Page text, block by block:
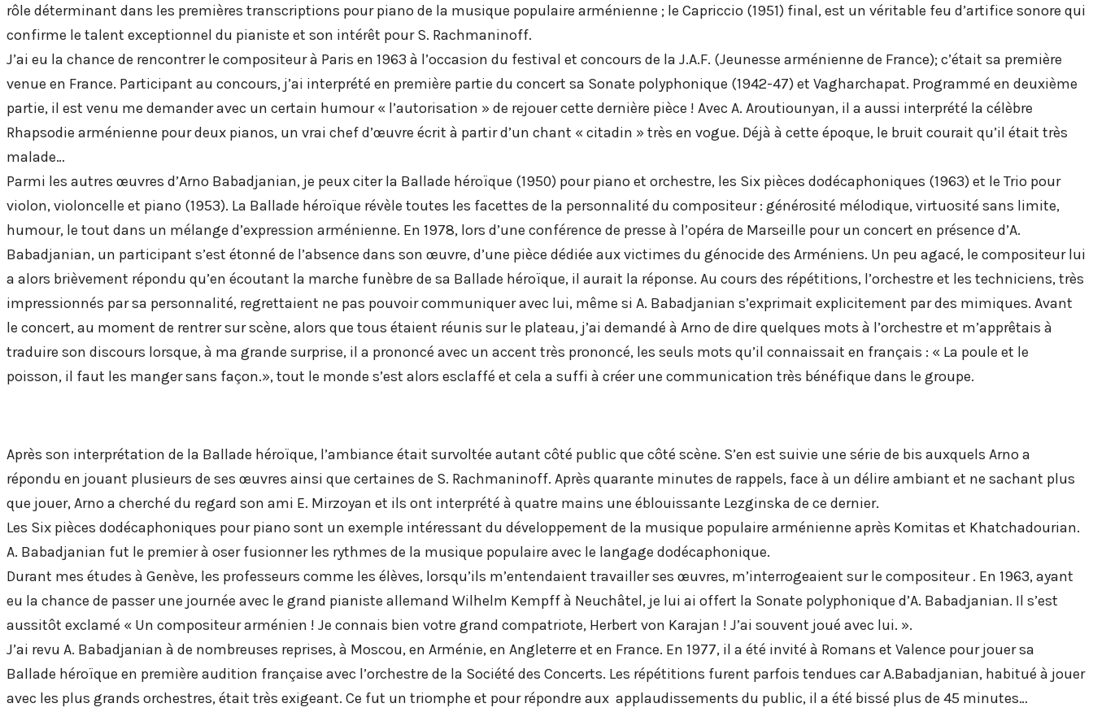
rôle déterminant dans les premières transcriptions pour piano de la musique populaire arménienne ; le Capriccio (1951) final, est un véritable feu d’artifice sonore qui
confirme le talent exceptionnel du pianiste et son intérêt pour S. Rachmaninoff.
J’ai eu la chance de rencontrer le compositeur à Paris en 1963 à l’occasion du festival et concours de la J.A.F. (Jeunesse arménienne de France); c’était sa première
venue en France. Participant au concours, j’ai interprété en première partie du concert sa Sonate polyphonique (1942-47) et Vagharchapat. Programmé en deuxième
partie, il est venu me demander avec un certain humour « l’autorisation » de rejouer cette dernière pièce ! Avec A. Aroutiounyan, il a aussi interprété la célèbre
Rhapsodie arménienne pour deux pianos, un vrai chef d’œuvre écrit à partir d’un chant « citadin » très en vogue. Déjà à cette époque, le bruit courait qu’il était très
malade…
Parmi les autres œuvres d’Arno Babadjanian, je peux citer la Ballade héroïque (1950) pour piano et orchestre, les Six pièces dodécaphoniques (1963) et le Trio pour
violon, violoncelle et piano (1953). La Ballade héroïque révèle toutes les facettes de la personnalité du compositeur : générosité mélodique, virtuosité sans limite,
humour, le tout dans un mélange d’expression arménienne. En 1978, lors d’une conférence de presse à l’opéra de Marseille pour un concert en présence d’A.
Babadjanian, un participant s’est étonné de l’absence dans son œuvre, d’une pièce dédiée aux victimes du génocide des Arméniens. Un peu agacé, le compositeur lui
a alors brièvement répondu qu’en écoutant la marche funèbre de sa Ballade héroïque, il aurait la réponse. Au cours des répétitions, l’orchestre et les techniciens, très
impressionnés par sa personnalité, regrettaient ne pas pouvoir communiquer avec lui, même si A. Babadjanian s’exprimait explicitement par des mimiques. Avant
le concert, au moment de rentrer sur scène, alors que tous étaient réunis sur le plateau, j’ai demandé à Arno de dire quelques mots à l’orchestre et m’apprêtais à
traduire son discours lorsque, à ma grande surprise, il a prononcé avec un accent très prononcé, les seuls mots qu’il connaissait en français : « La poule et le
poisson, il faut les manger sans façon.», tout le monde s’est alors esclaffé et cela a suffi à créer une communication très bénéfique dans le groupe.
Après son interprétation de la Ballade héroïque, l’ambiance était survoltée autant côté public que côté scène. S’en est suivie une série de bis auxquels Arno a
répondu en jouant plusieurs de ses œuvres ainsi que certaines de S. Rachmaninoff. Après quarante minutes de rappels, face à un délire ambiant et ne sachant plus
que jouer, Arno a cherché du regard son ami E. Mirzoyan et ils ont interprété à quatre mains une éblouissante Lezginska de ce dernier.
Les Six pièces dodécaphoniques pour piano sont un exemple intéressant du développement de la musique populaire arménienne après Komitas et Khatchadourian.
A. Babadjanian fut le premier à oser fusionner les rythmes de la musique populaire avec le langage dodécaphonique.
Durant mes études à Genève, les professeurs comme les élèves, lorsqu’ils m’entendaient travailler ses œuvres, m’interrogeaient sur le compositeur . En 1963, ayant
eu la chance de passer une journée avec le grand pianiste allemand Wilhelm Kempff à Neuchâtel, je lui ai offert la Sonate polyphonique d’A. Babadjanian. Il s’est
aussitôt exclamé « Un compositeur arménien ! Je connais bien votre grand compatriote, Herbert von Karajan ! J’ai souvent joué avec lui. ».
J’ai revu A. Babadjanian à de nombreuses reprises, à Moscou, en Arménie, en Angleterre et en France. En 1977, il a été invité à Romans et Valence pour jouer sa
Ballade héroïque en première audition française avec l’orchestre de la Société des Concerts. Les répétitions furent parfois tendues car A.Babadjanian, habitué à jouer
avec les plus grands orchestres, était très exigeant. Ce fut un triomphe et pour répondre aux applaudissements du public, il a été bissé plus de 45 minutes…